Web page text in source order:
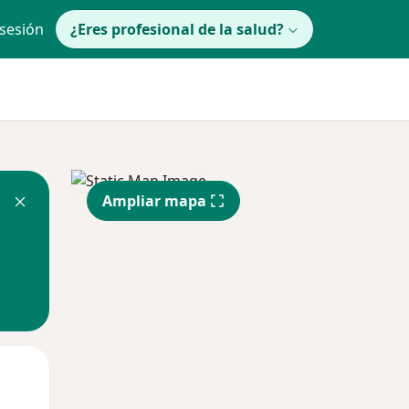
¿Eres profesional de la salud?
Ampliar mapa